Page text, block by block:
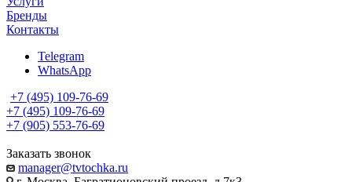
Бренды
Контакты
Telegram
WhatsApp
+7 (495) 109-76-69
+7 (495) 109-76-69
+7 (905) 553-76-69
Заказать звонок
manager@tvtochka.ru